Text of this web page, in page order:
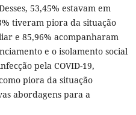
53,45% estavam em
tiveram piora da situação
e 85,96% acompanharam
e o isolamento social
pela COVID-19,
piora da situação
abordagens para a